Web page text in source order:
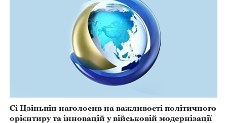
Сі Цзіньпін наголосив на важливості політичного
орієнтиру та інновацій у військовій модернізації